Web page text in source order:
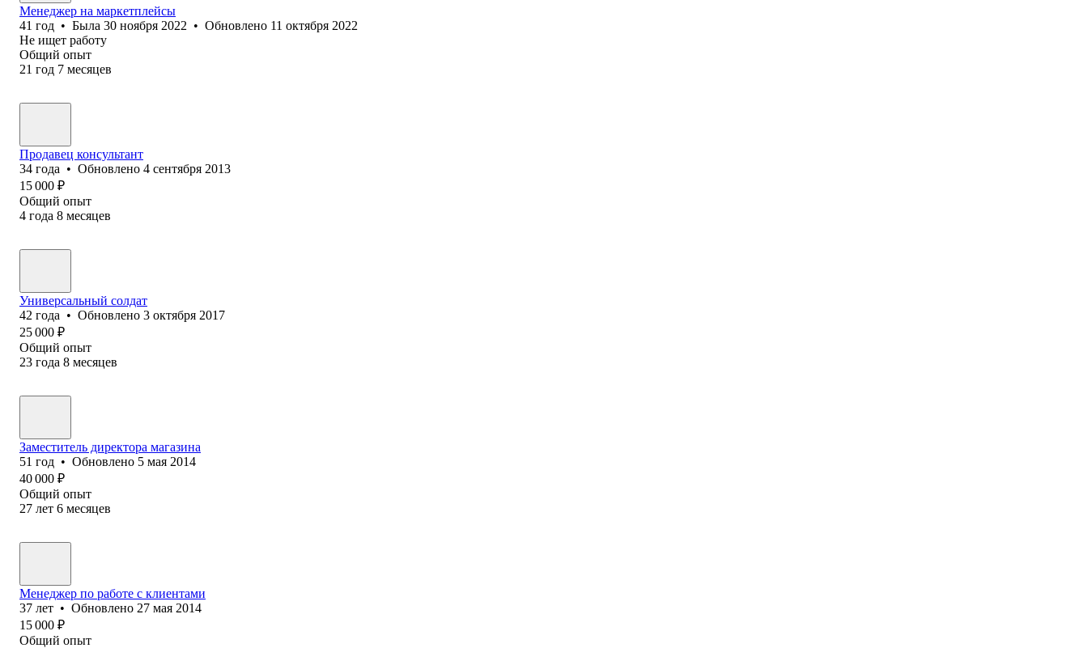
Менеджер на маркетплейсы
41 год • Была 30 ноября 2022 • Обновлено 11 октября 2022
Не ищет работу
Общий опыт
21 год 7 месяцев
Продавец консультант
34 года • Обновлено 4 сентября 2013
15 000 ₽
Общий опыт
4 года 8 месяцев
Универсальный солдат
42 года • Обновлено 3 октября 2017
25 000 ₽
Общий опыт
23 года 8 месяцев
Заместитель директора магазина
51 год • Обновлено 5 мая 2014
40 000 ₽
Общий опыт
27 лет 6 месяцев
Менеджер по работе с клиентами
37 лет • Обновлено 27 мая 2014
15 000 ₽
Общий опыт